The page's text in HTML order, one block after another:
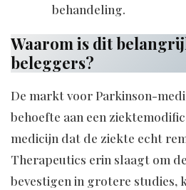
behandeling.
Waarom is dit
beleggers?
De markt voor Parkinson-
behoefte aan een
medicijn dat de ziekte echt
Therapeutics erin slaagt om
bevestigen in grotere studies,